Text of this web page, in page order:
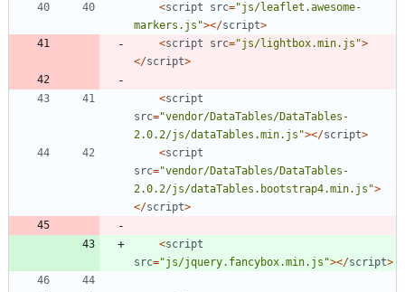
<script src="js/leaflet.awesome-
markers.js "></script>
<script src="js/lightbox.min.js ">
</script>
<script
src="vendor/DataTables/DataTables-
2.0.2/js/dataTables.min.js "></script>
<script
src="vendor/DataTables/DataTables-
2.0.2/js/dataTables.bootstrap4.min.js ">
</script>
<script
src="js/jquery.fancybox.min.js "></script>